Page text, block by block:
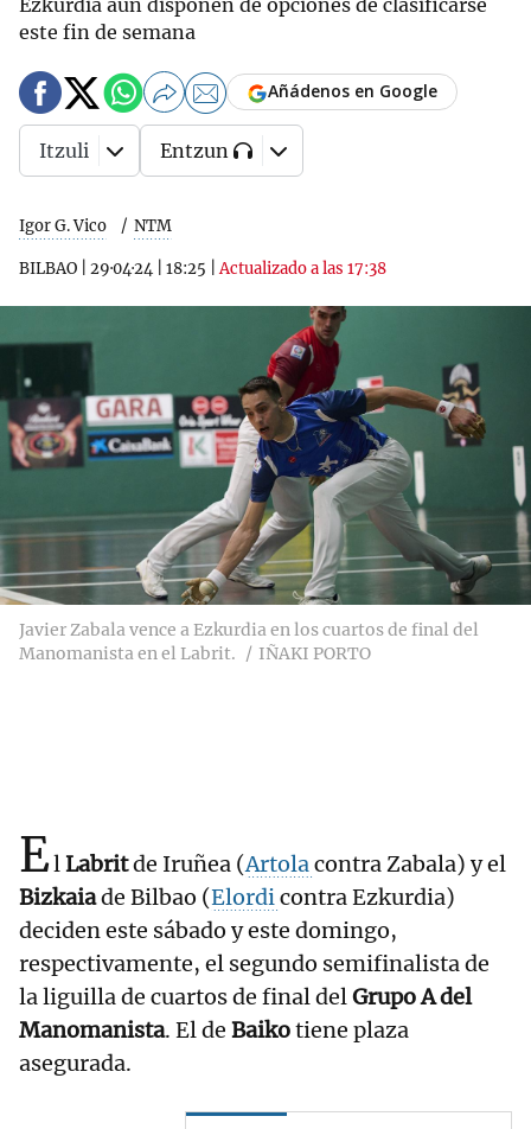
Ezkurdia aún disponen de opciones de clasificarse
este fin de semana
Igor G. Vico NTM
BILBAO 29·04·24 18:25 |Actualizado a las 17:38
Añádenos en Google
Itzuli Entzun
Javier Zabala vence a Ezkurdia en los cuartos de final del
Manomanista en el Labrit.
IÑAKI PORTO
ElLabritde Iruñea (Artolacontra Zabala) y el
Bizkaiade Bilbao (Elordicontra Ezkurdia)
deciden este sábado y este domingo,
respectivamente, el segundo semifinalista de
la liguilla de cuartos de final delGrupo A del
Manomanista. El de Baikotiene plaza
asegurada.